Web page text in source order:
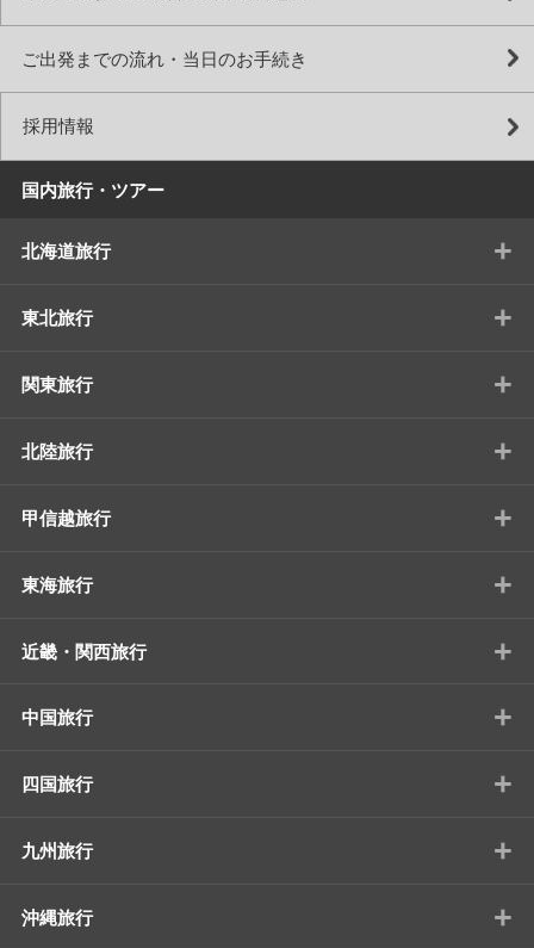
ご出発までの流れ・当日のお手続き
採用情報
国内旅行・ツアー
北海道旅行 +
東北旅行 +
関東旅行 +
北陸旅行 +
甲信越旅行 +
東海旅行 +
近畿・関西旅行 +
中国旅行 +
四国旅行 +
九州旅行 +
沖縄旅行 +